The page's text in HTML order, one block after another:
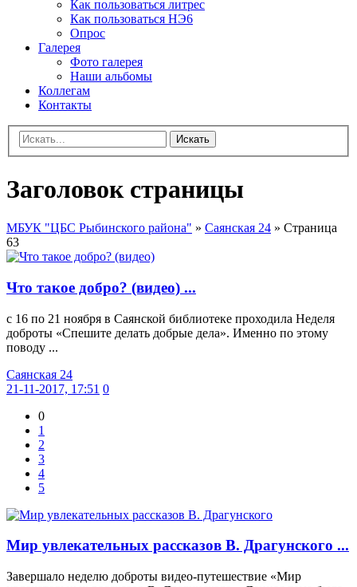
Как пользоваться литрес
Как пользоваться НЭ6
Опрос
Галерея
Фото галерея
Наши альбомы
Коллегам
Контакты
Искать
Заголовок страницы
МБУК "ЦБС Рыбинского района" » Саянская 24 » Страница
63
Что такое добро? (видео) ...
с 16 по 21 ноября в Саянской библиотеке проходила Неделя
доброты «Спешите делать добрые дела». Именно по этому
поводу ...
Саянская 24
21-11-2017, 17:51 0
0
1
2
3
4
5
Мир увлекательных рассказов В. Драгунского ...
Завершало неделю доброты видео-путешествие «Мир